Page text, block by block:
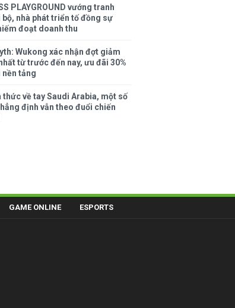
PLAYGROUND vướng tranh
bộ, nhà phát triển tố đồng sự
đoạt doanh thu
Wukong xác nhận đợt giảm
từ trước đến nay, ưu đãi 30%
tảng
thức về tay Saudi Arabia, một số
định vẫn theo đuổi chiến
GAME ONLINE ESPORTS